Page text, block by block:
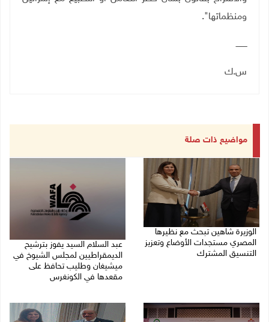
ومنظماتها".
ـــــــــ
س.ك
مواضيع ذات صلة
الوزيرة شاهين تبحث مع نظيرها
المصري مستجدات الأوضاع وتعزيز
التنسيق المشترك
عبد السلام السيد يفوز بترشيح
الديمقراطيين لمجلس الشيوخ في
ميشيغان وطليب تحافظ على
مقعدها في الكونغرس